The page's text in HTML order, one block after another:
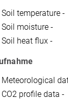
temperature -
moisture -
heat flux -
profile data -